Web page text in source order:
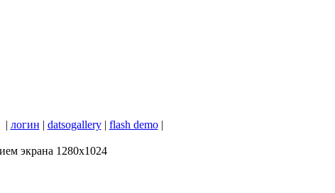
| логин | datsogallery | flash demo |
экрана 1280x1024